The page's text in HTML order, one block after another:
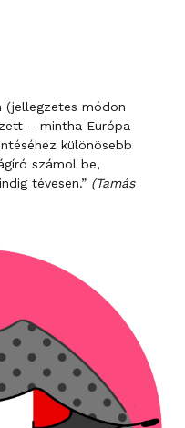
(jellegzetes módon
– mintha Európa
különösebb
számol be,
tévesen.” (Tamás